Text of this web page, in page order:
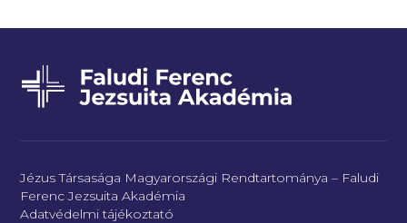
Jézus Társasága Magyarországi Rendtartománya – Faludi
Ferenc Jezsuita Akadémia
Adatvédelmi tájékoztató